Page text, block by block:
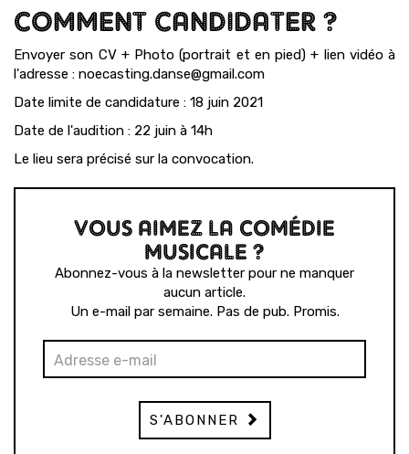
COMMENT CANDIDATER ?
Envoyer son CV + Photo (portrait et en pied) + lien vidéo à
l'adresse : noecasting.danse@gmail.com
Date limite de candidature : 18 juin 2021
Date de l'audition : 22 juin à 14h
Le lieu sera précisé sur la convocation.
VOUS AIMEZ LA COMÉDIE
MUSICALE ?
Abonnez-vous à la newsletter pour ne manquer
aucun article.
Un e-mail par semaine. Pas de pub. Promis.
S'ABONNER